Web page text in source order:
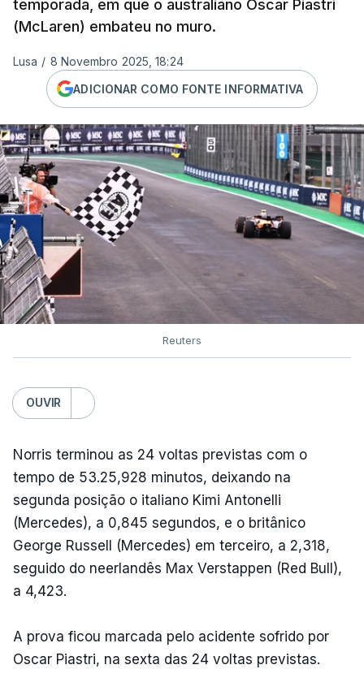
temporada, em que o australiano Oscar Piastri
(McLaren) embateu no muro.
Lusa / 8 Novembro 2025, 18:24
ADICIONAR COMO FONTE INFORMATIVA
Reuters
OUVIR
Norris terminou as 24 voltas previstas com o
tempo de 53.25,928 minutos, deixando na
segunda posição o italiano Kimi Antonelli
(Mercedes), a 0,845 segundos, e o britânico
George Russell (Mercedes) em terceiro, a 2,318,
seguido do neerlandês Max Verstappen (Red Bull),
a 4,423.
A prova ficou marcada pelo acidente sofrido por
Oscar Piastri, na sexta das 24 voltas previstas.